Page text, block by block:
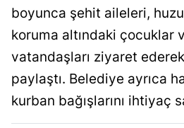
boyunca şehit aileleri,
koruma altındaki çocuklar
vatandaşları ziyaret
paylaştı. Belediye ayrıca
kurban bağışlarını ihtiyaç